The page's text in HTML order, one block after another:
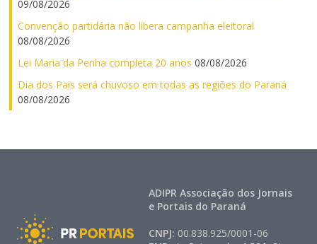
09/08/2026
Convenção partidária não libera campanha eleitoral
08/08/2026
Lei Maria da Penha completa 20 anos 08/08/2026
Dia dos Pais será chuvoso em todas as regiões do Paraná
08/08/2026
ADIPR Associação dos Jornais
e Portais do Paraná
CNPJ: 00.838.925/0001-06